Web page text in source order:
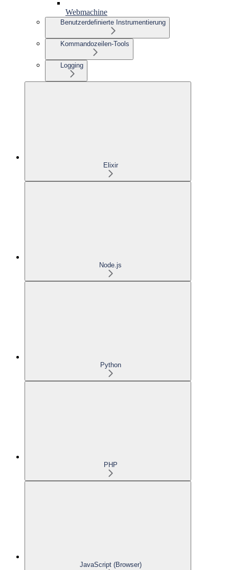
Webmachine
Benutzerdefinierte Instrumentierung
Kommandozeilen-Tools
Logging
Elixir
Node.js
Python
PHP
JavaScript (Browser)